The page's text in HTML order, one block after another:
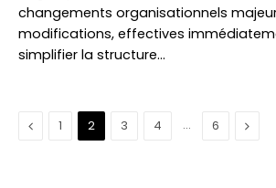
changements organisationnels
modifications, effectives
simplifier la structure…
Précédent
1 2 3 4 … 6